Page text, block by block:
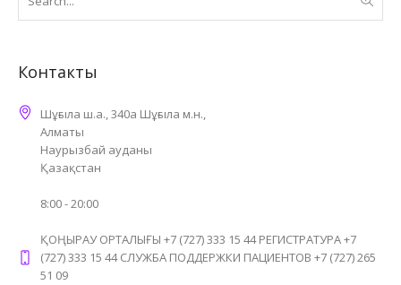
Контакты
Шұғыла ш.а., 340а Шұғыла м.н.,
Алматы
Наурызбай ауданы
Қазақстан
8:00 - 20:00
ҚОҢЫРАУ ОРТАЛЫҒЫ +7 (727) 333 15 44 РЕГИСТРАТУРА +7
(727) 333 15 44 СЛУЖБА ПОДДЕРЖКИ ПАЦИЕНТОВ +7 (727) 265
51 09